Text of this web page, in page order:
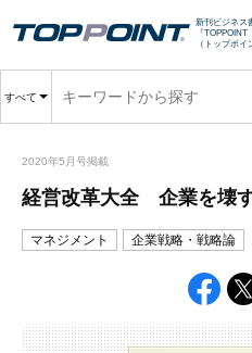
新刊ビジネス
『TOPPOINT
（トップポイ
すべて
2020年5月号掲載
経営改革大全 企業を壊
マネジメント 企業戦略・戦略論